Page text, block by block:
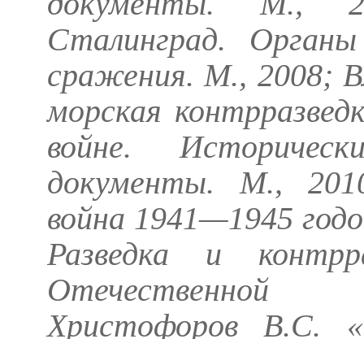
Сталинград.
сражения. М., 2008;
морская
войне.
документы. М.,
война 1941—1945
Разведка и
Христофоров В.С.